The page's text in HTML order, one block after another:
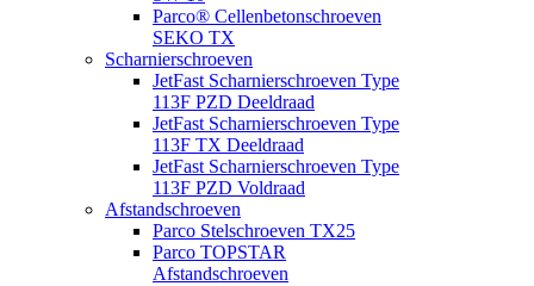
Parco® Cellenbetonschroeven
SEKO TX
Scharnierschroeven
JetFast Scharnierschroeven Type
113F PZD Deeldraad
JetFast Scharnierschroeven Type
113F TX Deeldraad
JetFast Scharnierschroeven Type
113F PZD Voldraad
Afstandschroeven
Parco Stelschroeven TX25
Parco TOPSTAR
Afstandschroeven